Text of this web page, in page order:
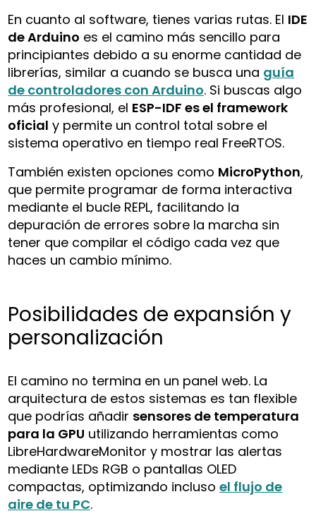
En cuanto al software, tienes varias rutas. El IDE
de Arduino es el camino más sencillo para
principiantes debido a su enorme cantidad de
librerías, similar a cuando se busca una guía
de controladores con Arduino. Si buscas algo
más profesional, el ESP-IDF es el framework
oficial y permite un control total sobre el
sistema operativo en tiempo real FreeRTOS.
También existen opciones como MicroPython,
que permite programar de forma interactiva
mediante el bucle REPL, facilitando la
depuración de errores sobre la marcha sin
tener que compilar el código cada vez que
haces un cambio mínimo.
Posibilidades de expansión y
personalización
El camino no termina en un panel web. La
arquitectura de estos sistemas es tan flexible
que podrías añadir sensores de temperatura
para la GPU utilizando herramientas como
LibreHardwareMonitor y mostrar las alertas
mediante LEDs RGB o pantallas OLED
compactas, optimizando inclusoel flujo de
aire de tu PC.